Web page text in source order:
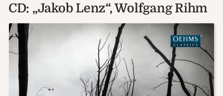
CD: „Jakob Lenz“, Wolfgang Rihm